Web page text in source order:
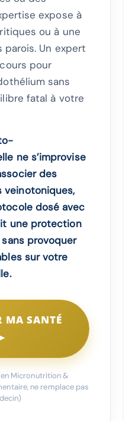
expose à
ou à une
Un expert
pour
sans
fatal à votre
ne s’improvise
des
veinotoniques,
dosé avec
une protection
provoquer
sur votre
MA SANTÉ
Micronutrition &
ne remplace pas